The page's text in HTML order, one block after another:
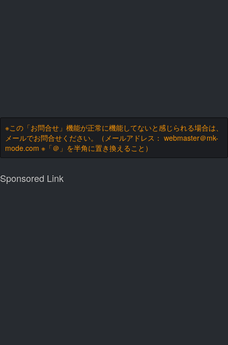
※この「お問合せ」機能が正常に機能してないと感じられる場合は、
メールでお問合せください。（メールアドレス： webmaster＠mk-
mode.com ※「＠」を半角に置き換えること）
Sponsored Link